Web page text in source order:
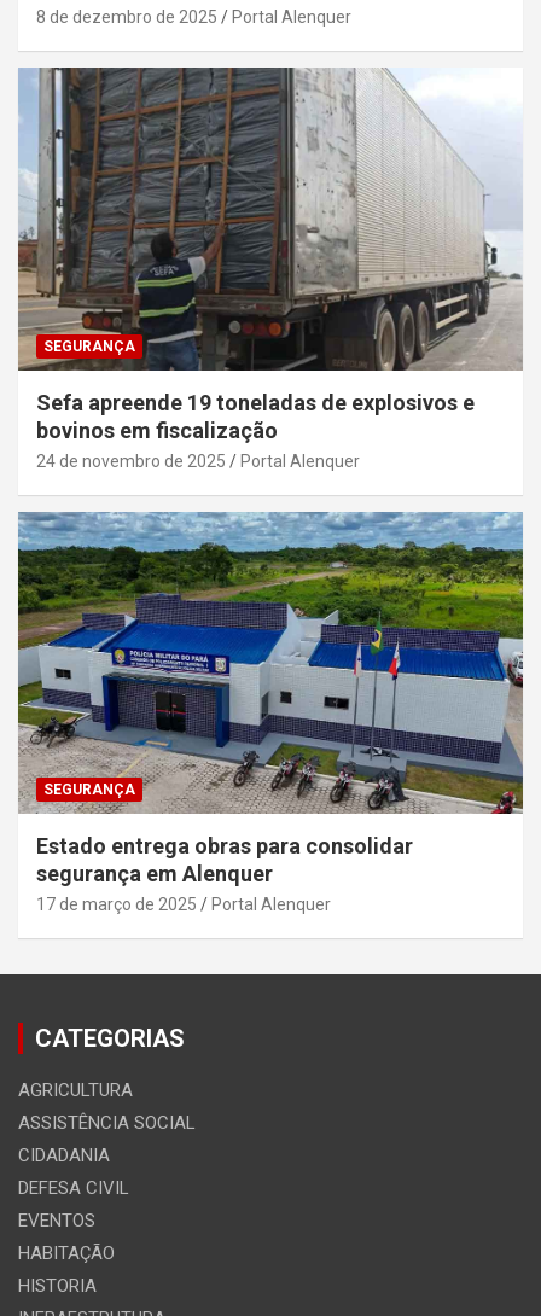
8 de dezembro de 2025 Portal Alenquer
SEGURANÇA
Sefa apreende 19 toneladas de explosivos e
bovinos em fiscalização
24 de novembro de 2025 Portal Alenquer
SEGURANÇA
Estado entrega obras para consolidar
segurança em Alenquer
17 de março de 2025 Portal Alenquer
CATEGORIAS
AGRICULTURA
ASSISTÊNCIA SOCIAL
CIDADANIA
DEFESA CIVIL
EVENTOS
HABITAÇÃO
HISTORIA